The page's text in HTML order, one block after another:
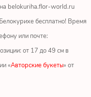
belokuriha.flor-world.ru
бесплатно! Время
или почте:
от 17 до 49 см в
«Авторские букеты» от